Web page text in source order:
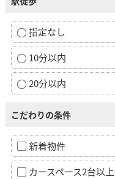
指定なし
10分以内
20分以内
こだわりの条件
新着物件
カースペース2台以上